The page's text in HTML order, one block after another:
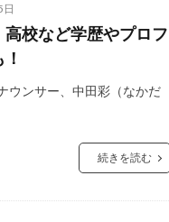
校など学歴やプロフ
ウンサー、中田彩（なかだ
続きを読む